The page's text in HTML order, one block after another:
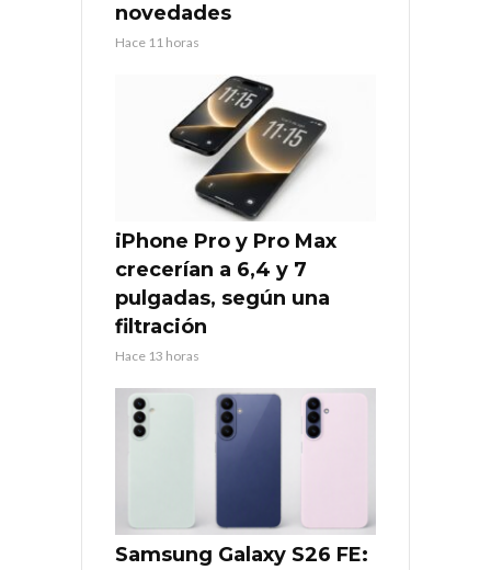
novedades
Hace 11 horas
iPhone Pro y Pro Max
crecerían a 6,4 y 7
pulgadas, según una
filtración
Hace 13 horas
Samsung Galaxy S26 FE: